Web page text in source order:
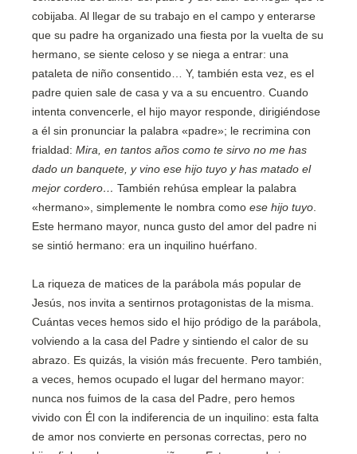
cobijaba. Al llegar de su trabajo en el campo y enterarse
que su padre ha organizado una fiesta por la vuelta de su
hermano, se siente celoso y se niega a entrar: una
pataleta de niño consentido… Y, también esta vez, es el
padre quien sale de casa y va a su encuentro. Cuando
intenta convencerle, el hijo mayor responde, dirigiéndose
a él sin pronunciar la palabra «padre»; le recrimina con
frialdad: Mira, en tantos años como te sirvo no me has
dado un banquete, y vino ese hijo tuyo y has matado el
mejor cordero… También rehúsa emplear la palabra
«hermano», simplemente le nombra como ese hijo tuyo
Este hermano mayor, nunca gusto del amor del padre ni
se sintió hermano: era un inquilino huérfano.
La riqueza de matices de la parábola más popular de
Jesús, nos invita a sentirnos protagonistas de la misma.
Cuántas veces hemos sido el hijo pródigo de la parábola,
volviendo a la casa del Padre y sintiendo el calor de su
abrazo. Es quizás, la visión más frecuente. Pero también,
a veces, hemos ocupado el lugar del hermano mayor:
nunca nos fuimos de la casa del Padre, pero hemos
vivido con Él con la indiferencia de un inquilino: esta falta
de amor nos convierte en personas correctas, pero no